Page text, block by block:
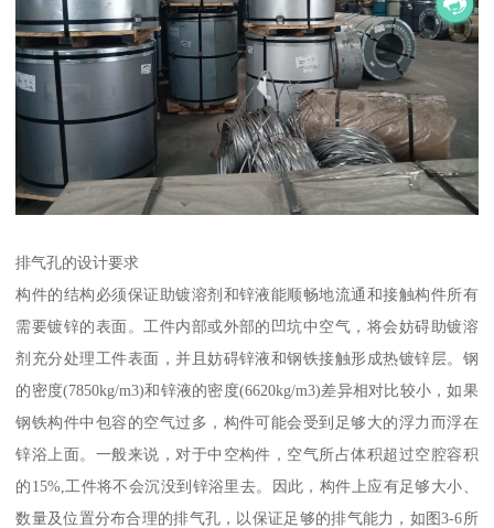
排气孔的设计要求
构件的结构必须保证助镀溶剂和锌液能顺畅地流通和接触构件所有
需要镀锌的表面。工件内部或外部的凹坑中空气，将会妨碍助镀溶
剂充分处理工件表面，并且妨碍锌液和钢铁接触形成热镀锌层。钢
的密度(7850kg/m3)和锌液的密度(6620kg/m3)差异相对比较小，如果
钢铁构件中包容的空气过多，构件可能会受到足够大的浮力而浮在
锌浴上面。一般来说，对于中空构件，空气所占体积超过空腔容积
的15%,工件将不会沉没到锌浴里去。因此，构件上应有足够大小、
数量及位置分布合理的排气孔，以保证足够的排气能力，如图3-6所